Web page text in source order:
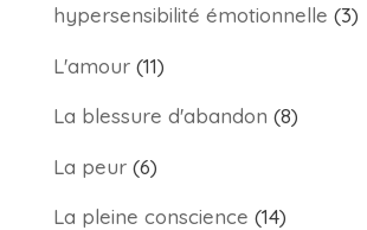
hypersensibilité émotionnelle (3)
L'amour(11)
La blessure d'abandon (8)
La peur(6)
La pleine conscience (14)